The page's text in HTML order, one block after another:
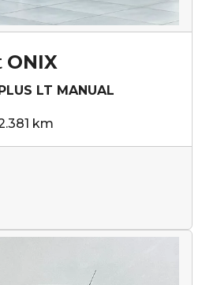
ONIX
LT MANUAL
km